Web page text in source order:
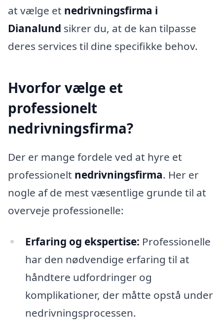
at vælge et nedrivningsfirma i
Dianalund sikrer du, at de kan tilpasse
deres services til dine specifikke behov.
Hvorfor vælge et
professionelt
nedrivningsfirma?
Der er mange fordele ved at hyre et
professionelt nedrivningsfirma. Her er
nogle af de mest væsentlige grunde til at
overveje professionelle:
Erfaring og ekspertise: Professionelle
har den nødvendige erfaring til at
håndtere udfordringer og
komplikationer, der måtte opstå under
nedrivningsprocessen.